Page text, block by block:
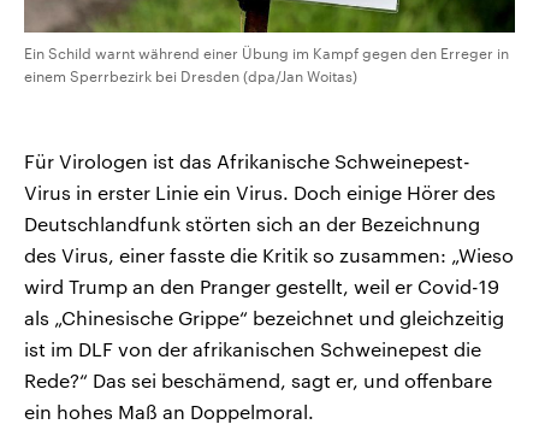
Ein Schild warnt während einer Übung im Kampf gegen den Erreger in
einem Sperrbezirk bei Dresden (dpa/Jan Woitas)
Für Virologen ist das Afrikanische Schweinepest-
Virus in erster Linie ein Virus. Doch einige Hörer des
Deutschlandfunk störten sich an der Bezeichnung
des Virus, einer fasste die Kritik so zusammen: „Wieso
wird Trump an den Pranger gestellt, weil er Covid-19
als „Chinesische Grippe“ bezeichnet und gleichzeitig
ist im DLF von der afrikanischen Schweinepest die
Rede?“ Das sei beschämend, sagt er, und offenbare
ein hohes Maß an Doppelmoral.